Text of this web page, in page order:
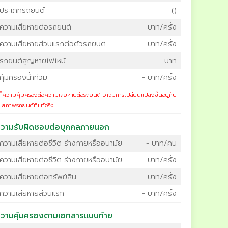
ระเภทรถยนต์
()
วามเสียหายต่อรถยนต์
- บาท/ครั้ง
วามเสียหายส่วนแรกต่อตัวรถยนต์
- บาท/ครั้ง
ถยนต์สูญหายไฟไหม้
- บาท
มครองน้ำท่วม
- บาท/ครั้ง
ความคุ้มครองต่อความเสียหายต่อรถยนต์ อาจมีการเปลี่ยนแปลงขึ้นอยู่กับ
สภาพรถยนต์ที่แท้จริง
ามรับผิดชอบต่อบุคคลภายนอก
วามเสียหายต่อชีวิต ร่างกายหรืออนามัย
- บาท/คน
วามเสียหายต่อชีวิต ร่างกายหรืออนามัย
- บาท/ครั้ง
วามเสียหายต่อทรัพย์สิน
- บาท/ครั้ง
วามเสียหายส่วนแรก
- บาท/ครั้ง
ามคุ้มครองตามเอกสารแนบท้าย